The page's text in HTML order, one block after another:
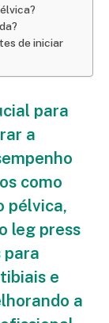
de iniciar
para
a
como
pélvica,
leg press
para
e
a